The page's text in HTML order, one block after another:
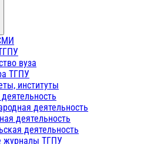
вуза
ТГПУ
институты
деятельность
деятельность
деятельность
журналы ТГПУ